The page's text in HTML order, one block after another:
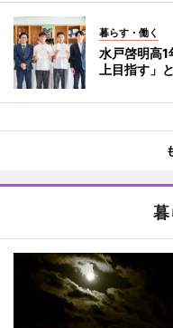
暮らす・働く
水戸啓明高
上目指す」
暮